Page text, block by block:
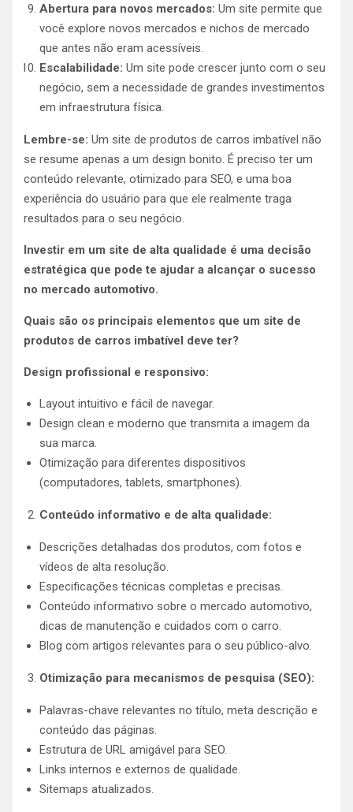
Abertura para novos mercados: Um site permite que
você explore novos mercados e nichos de mercado
que antes não eram acessíveis.
Escalabilidade: Um site pode crescer junto com o seu
negócio, sem a necessidade de grandes investimentos
em infraestrutura física.
Lembre-se: Um site de produtos de carros imbatível não
se resume apenas a um design bonito. É preciso ter um
conteúdo relevante, otimizado para SEO, e uma boa
experiência do usuário para que ele realmente traga
resultados para o seu negócio.
Investir em um site de alta qualidade é uma decisão
estratégica que pode te ajudar a alcançar o sucesso
no mercado automotivo.
Quais são os principais elementos que um site de
produtos de carros imbatível deve ter?
Design profissional e responsivo:
Layout intuitivo e fácil de navegar.
Design clean e moderno que transmita a imagem da
sua marca.
Otimização para diferentes dispositivos
(computadores, tablets, smartphones).
Conteúdo informativo e de alta qualidade:
Descrições detalhadas dos produtos, com fotos e
vídeos de alta resolução.
Especificações técnicas completas e precisas.
Conteúdo informativo sobre o mercado automotivo,
dicas de manutenção e cuidados com o carro.
Blog com artigos relevantes para o seu público-alvo.
Otimização para mecanismos de pesquisa (SEO):
Palavras-chave relevantes no título, meta descrição e
conteúdo das páginas.
Estrutura de URL amigável para SEO.
Links internos e externos de qualidade.
Sitemaps atualizados.